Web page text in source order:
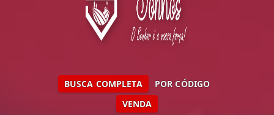
VENDA
BUSCA COMPLETA POR CÓDIGO